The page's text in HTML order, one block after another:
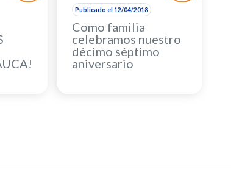
Publicado el 12/04/2018
Como familia
celebramos nuestro
décimo séptimo
aniversario